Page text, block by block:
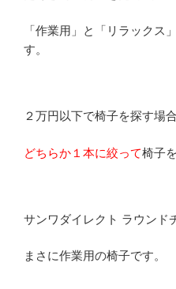
「作業用」と「リラックス
す。
２万円以下で椅子を探す場合
どちらか１本に絞って椅子
サンワダイレクト ラウンド
まさに作業用の椅子です。